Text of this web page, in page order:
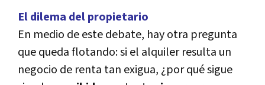
El dilema del propietario
En medio de este debate, hay otra pregunta
que queda flotando: si el alquiler resulta un
negocio de renta tan exigua, ¿por qué sigue